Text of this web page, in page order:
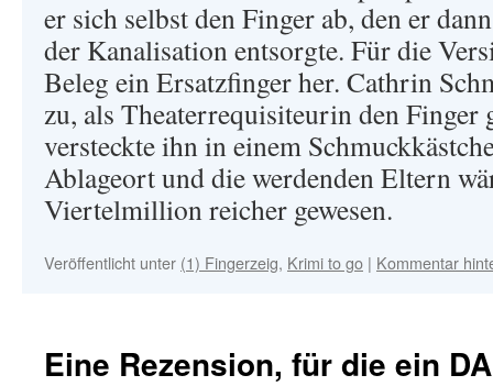
er sich selbst den Finger ab, den er
der Kanalisation entsorgte. Für die
Beleg ein Ersatzfinger her. Cathrin
zu, als Theaterrequisiteurin den Finger
versteckte ihn in einem
Ablageort und die werdenden Eltern
Viertelmillion reicher gewesen.
Veröffentlicht unter (1) Fingerzeig, Krimi to go | Kommentar
Eine Rezension, für die ein